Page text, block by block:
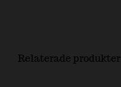
Relaterade produkter